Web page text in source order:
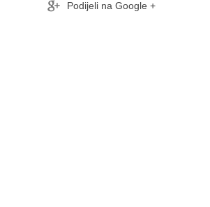
Podijeli na Google +